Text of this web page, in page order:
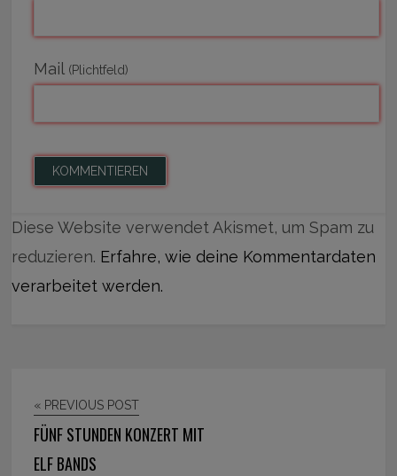
Mail (Plichtfeld)
Diese Website verwendet Akismet, um Spam zu
reduzieren. Erfahre, wie deine Kommentardaten
verarbeitet werden.
« PREVIOUS POST
FÜNF STUNDEN KONZERT MIT
ELF BANDS